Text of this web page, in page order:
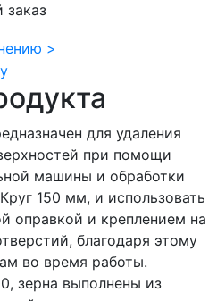
>
для удаления
при помощи
машины и обработки
150 мм, и использовать
оправкой и креплением на
благодаря этому
во время работы.
зерна выполнены из